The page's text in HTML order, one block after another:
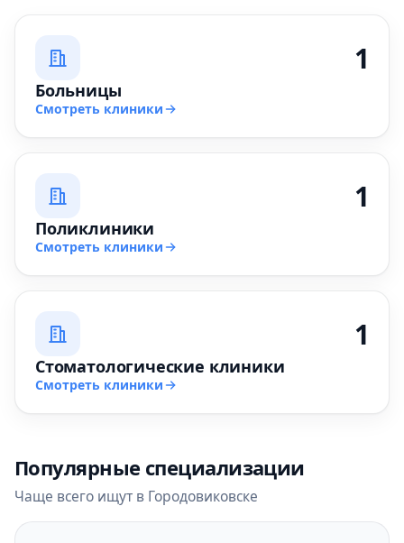
1
Больницы
Смотреть клиники
1
Поликлиники
Смотреть клиники
1
Стоматологические клиники
Смотреть клиники
Популярные специализации
Чаще всего ищут в Городовиковске